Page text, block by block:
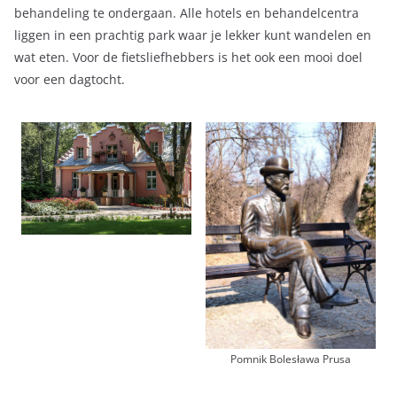
behandeling te ondergaan. Alle hotels en behandelcentra
liggen in een prachtig park waar je lekker kunt wandelen en
wat eten. Voor de fietsliefhebbers is het ook een mooi doel
voor een dagtocht.
Pomnik Bolesława Prusa